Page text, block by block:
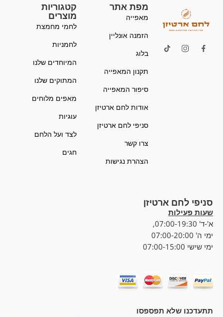
מפת אתר
מאפייה
הזמנה אונליין
בלוג
תקנון המאפייה
סיפור המאפייה
אודות לחם ארטיזן
סניפי לחם ארטיזן
צרו קשר
הצהרת נגישות
קטגוריות
מוצרים
לחמי מחמצת
לחמניות
המיוחדים שלנו
המתוקים שלנו
מאפים מלוחים
עוגיות
לצד ועל הלחם
חגים
סניפי לחם ארטיזן
שעות פעילות
א'-ד' 07:00-19:30,
ימי ה' 07:00-20:00
ימי שישי 07:00-15:00
תתעדכנו שלא תפספסו